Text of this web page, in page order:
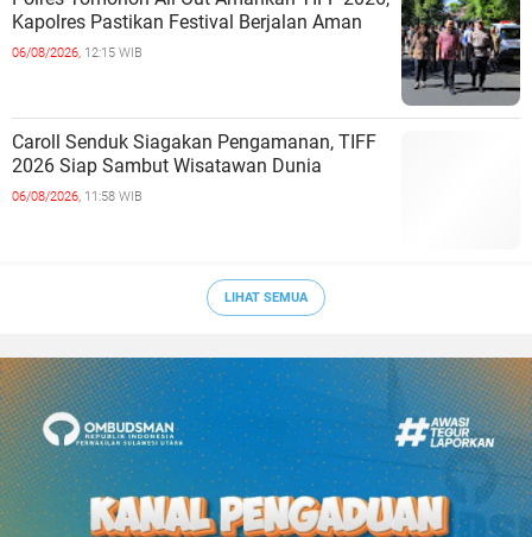
Kapolres Pastikan Festival Berjalan Aman
06/08/2026, 12:15 WIB
Caroll Senduk Siagakan Pengamanan, TIFF
2026 Siap Sambut Wisatawan Dunia
06/08/2026, 11:58 WIB
LIHAT SEMUA